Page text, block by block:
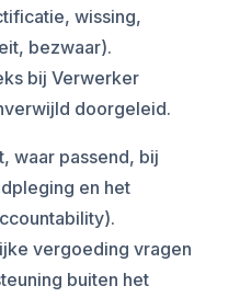
wissing,
bezwaar).
bij Verwerker
doorgeleid.
waar passend, bij
en het
vergoeding vragen
buiten het